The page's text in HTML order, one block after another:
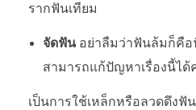
รากฟันเทียม
จัดฟันอย่าลืมว่าฟันล้มก็คือ
สามารถแก้ปัญหาเรื่องนี้ได้
เป็นการใช้เหล็กหรือลวดดึงฟั